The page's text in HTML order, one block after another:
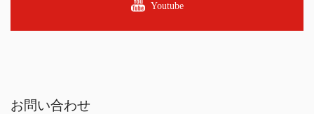
Youtube
お問い合わせ